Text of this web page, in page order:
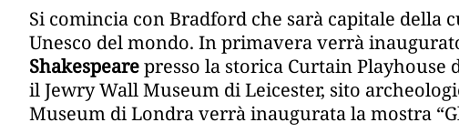
Si comincia con Bradford che sarà capitale
Unesco del mondo. In primavera verrà
Shakespearepresso la storica Curtain
il Jewry Wall Museum di Leicester, sito
Museum di Londra verrà inaugurata la mostra